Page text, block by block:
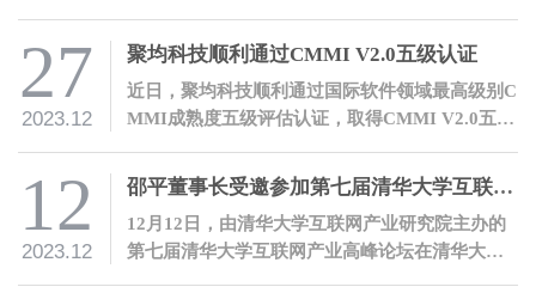
赁有限公司荣获“年度繁星奖”。
27
2023.12
聚均科技顺利通过CMMI V2.0五级认证
近日，聚均科技顺利通过国际软件领域最高级别C
MMI成熟度五级评估认证，取得CMMI V2.0五级
12
2023.12
邵平董事长受邀参加第七届清华大学互联网产业高峰论坛并发表主题演讲
12月12日，由清华大学互联网产业研究院主办的
第七届清华大学互联网产业高峰论坛在清华大学